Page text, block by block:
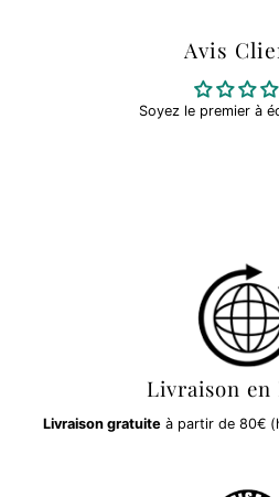
Avis
Soyez le premier à
Livraison en
Livraison gratuite à partir de 80€